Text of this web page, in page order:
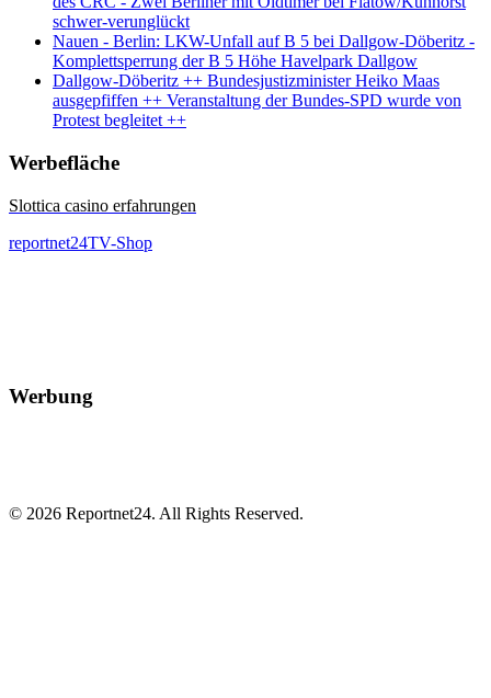
schwer-verunglückt
Nauen - Berlin: LKW-Unfall auf B 5 bei Dallgow-Döberitz -
Komplettsperrung der B 5 Höhe Havelpark Dallgow
Dallgow-Döberitz ++ Bundesjustizminister Heiko Maas
ausgepfiffen ++ Veranstaltung der Bundes-SPD wurde von
Protest begleitet ++
Werbefläche
Slottica casino erfahrungen
reportnet24TV-Shop
Werbung
© 2026 Reportnet24. All Rights Reserved.